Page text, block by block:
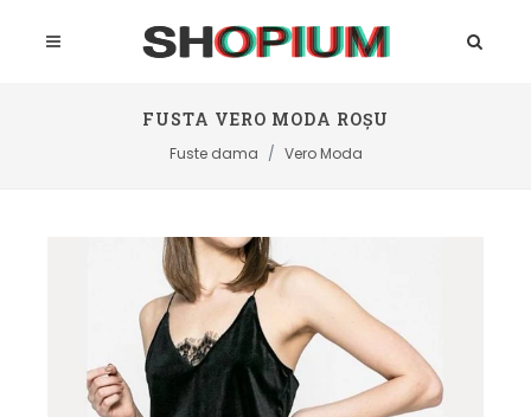
FUSTA VERO MODA ROȘU
Fuste dama Vero Moda